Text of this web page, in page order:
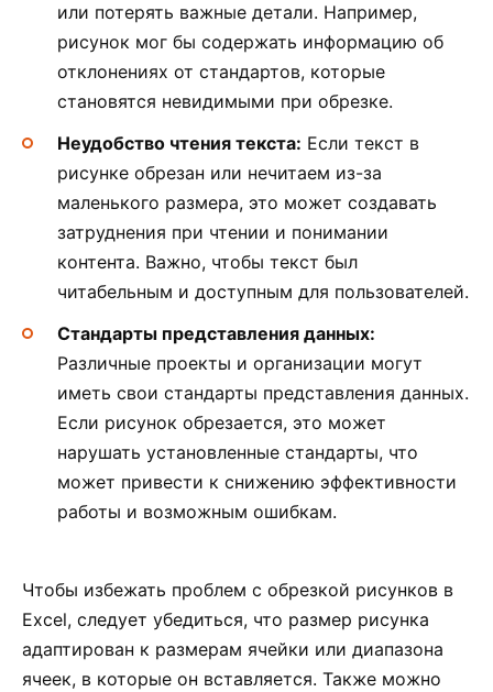
или потерять важные детали. Например,
рисунок мог бы содержать информацию об
отклонениях от стандартов, которые
становятся невидимыми при обрезке.
Неудобство чтения текста: Если текст в
рисунке обрезан или нечитаем из-за
маленького размера, это может создавать
затруднения при чтении и понимании
контента. Важно, чтобы текст был
читабельным и доступным для пользователей.
Стандарты представления данных:
Различные проекты и организации могут
иметь свои стандарты представления данных.
Если рисунок обрезается, это может
нарушать установленные стандарты, что
может привести к снижению эффективности
работы и возможным ошибкам.
Чтобы избежать проблем с обрезкой рисунков в
Excel, следует убедиться, что размер рисунка
адаптирован к размерам ячейки или диапазона
ячеек, в которые он вставляется. Также можно